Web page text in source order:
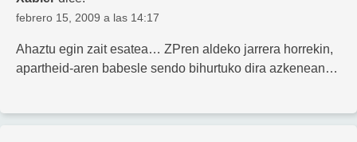
febrero 15, 2009 a las 14:17
Ahaztu egin zait esatea… ZPren aldeko jarrera horrekin,
apartheid-aren babesle sendo bihurtuko dira azkenean…